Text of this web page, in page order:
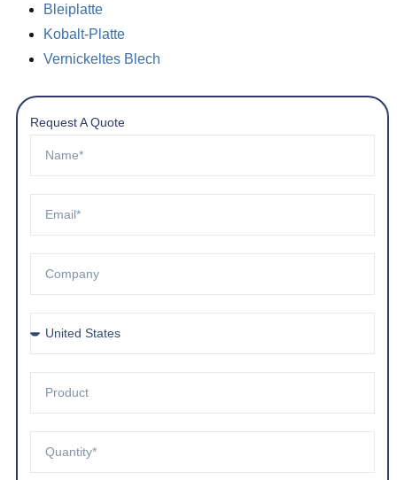
Bleiplatte
Kobalt-Platte
Vernickeltes Blech
Request A Quote